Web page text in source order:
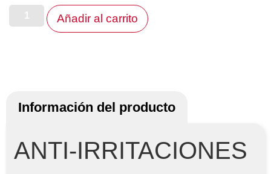
Añadir al carrito
Información del producto
ANTI-IRRITACIONES